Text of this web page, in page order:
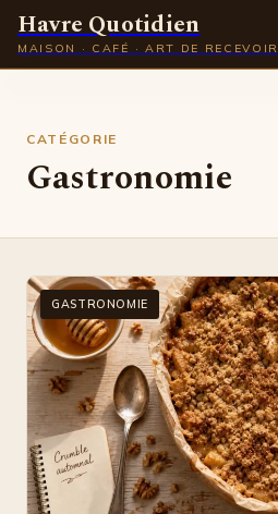
Havre Quotidien
MAISON · CAFÉ · ART DE RECEVOIR
CATÉGORIE
Gastronomie
GASTRONOMIE